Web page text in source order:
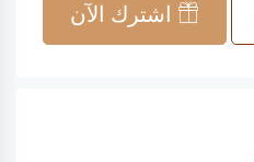
اشترك الآن